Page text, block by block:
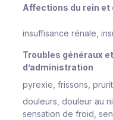
Affections du rein et
insuffisance rénale,
Troubles généraux
d’administration
pyrexie, frissons,
douleurs, douleur au
sensation de froid,